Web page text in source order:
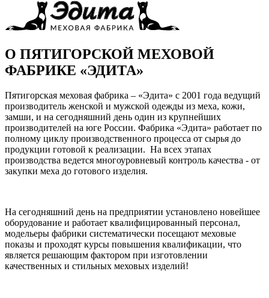
О ПЯТИГОРСКОЙ МЕХОВОЙ
ФАБРИКЕ «ЭДИТА»
Пятигорская меховая фабрика – «Эдита» с 2001 года ведущий
производитель женской и мужской одежды из меха, кожи,
замши, и на сегодняшний день один из крупнейших
производителей на юге России. Фабрика «Эдита» работает по
полному циклу производственного процесса от сырья до
продукции готовой к реализации. На всех этапах
производства ведется многоуровневый контроль качества - от
закупки меха до готового изделия.
На сегодняшний день на предприятии установлено новейшее
оборудование и работает квалифицированный персонал,
модельеры фабрики систематически посещают меховые
показы и проходят курсы повышения квалификации, что
является решающим фактором при изготовлении
качественных и стильных меховых изделий!